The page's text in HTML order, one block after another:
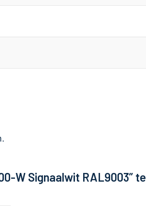
W Signaalwit RAL9003” te